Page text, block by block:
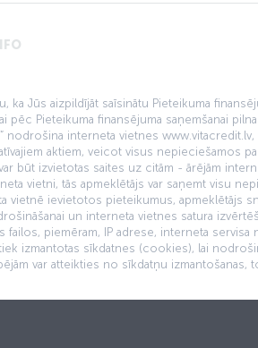
ka Jūs aizpildījāt saīsinātu Pieteikuma
pēc Pieteikuma finansējuma saņemšanai
nodrošina interneta vietnes
aktiem, veicot visus nepieciešamos
būt izvietotas saites uz citām - ārējām
vietni, tās apmeklētājs var saņemt visu
vietnē ievietotos pieteikumus, apmeklētājs
un interneta vietnes satura
failos, piemēram, IP adrese, interneta
izmantotas sīkdatnes (cookies), lai
var atteikties no sīkdatņu